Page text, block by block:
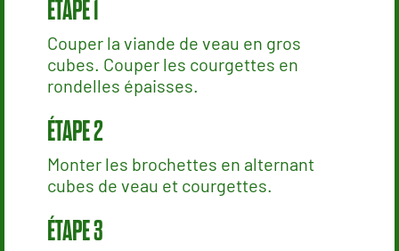
Couper la viande de veau en gros
cubes. Couper les courgettes en
rondelles épaisses.
Monter les brochettes en alternant
cubes de veau et courgettes.